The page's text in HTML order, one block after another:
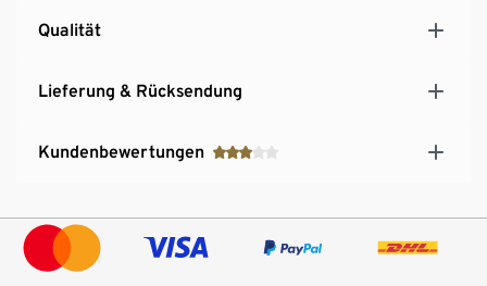
Qualität
Lieferung & Rücksendung
Kundenbewertungen